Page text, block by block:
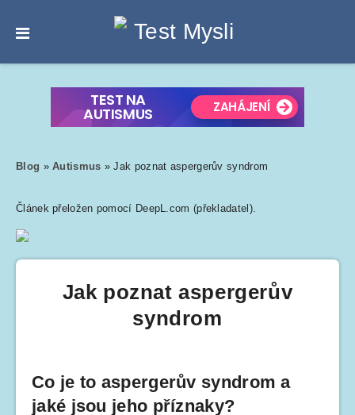
Blog »Autismus »Jak poznat aspergerův syndrom
Článek přeložen pomocí DeepL.com (překladatel).
Jak poznat aspergerův
syndrom
Co je to aspergerův syndrom a
jaké jsou jeho příznaky?